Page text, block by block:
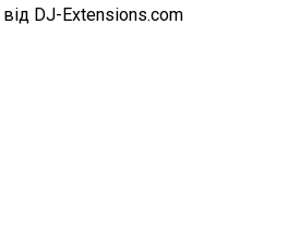
від DJ-Extensions.com